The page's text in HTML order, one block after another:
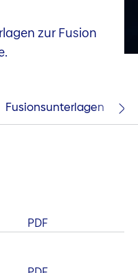
zur Fusion
Fusionsunterlagen
PDF